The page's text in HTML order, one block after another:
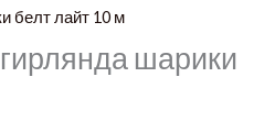
белт лайт 10 м
шарики